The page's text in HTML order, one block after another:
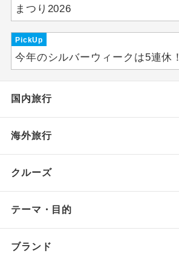
まつり2026
PickUp
今年のシルバーウィークは5連休！
国内旅行
海外旅行
クルーズ
テーマ・目的
ブランド